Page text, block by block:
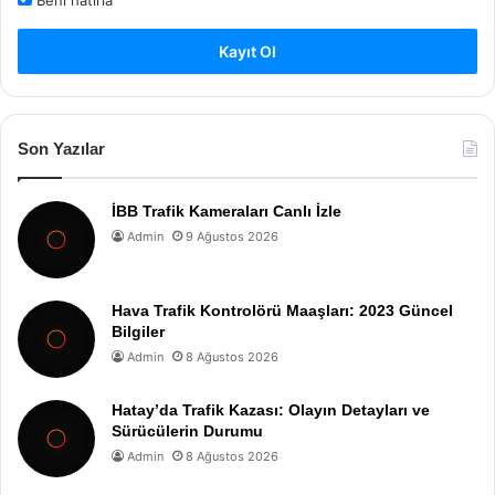
Kayıt Ol
Son Yazılar
İBB Trafik Kameraları Canlı İzle
Admin 9 Ağustos 2026
Hava Trafik Kontrolörü Maaşları: 2023 Güncel
Bilgiler
Admin 8 Ağustos 2026
Hatay’da Trafik Kazası: Olayın Detayları ve
Sürücülerin Durumu
Admin 8 Ağustos 2026